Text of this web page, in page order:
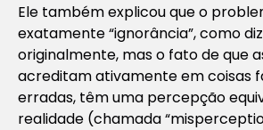
Ele também explicou que o
exatamente “ignorância”, como
originalmente, mas o fato de que
acreditam ativamente em coisas
erradas, têm uma percepção
realidade (chamada